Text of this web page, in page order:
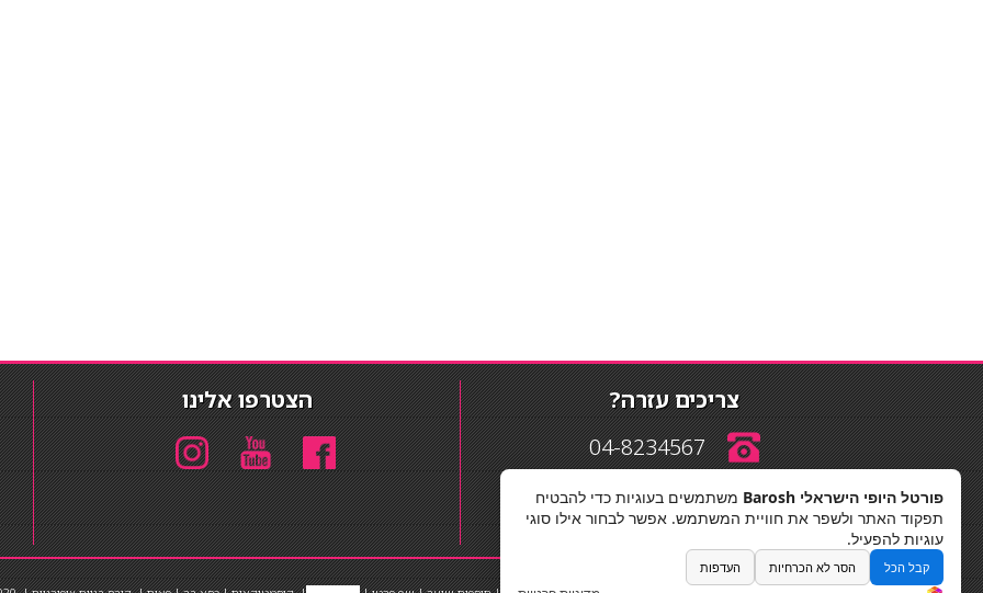
צריכים עזרה?
04-8234567
info@barosh.co.il
הצטרפו אלינו
פורטל היופי הישראלי Barosh
משתמשים בעוגיות כדי להבטיח
תפקוד האתר ולשפר את חוויית המשתמש. אפשר לבחור אילו סוגי
עוגיות להפעיל.
קבל הכל הסר לא הכרחיות העדפות